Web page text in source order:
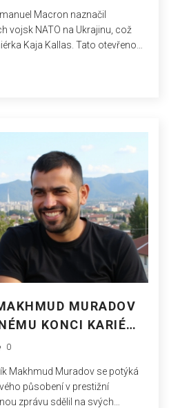
Macron naznačil
vojsk NATO na Ukrajinu, což
Kaja Kallas. Tato otevřenost
agresi. Čelíme debatě, jak
MURADOV
KONCI KARIÉRY
0
Makhmud Muradov se potýká
působení v prestižní
zprávu sdělil na svých